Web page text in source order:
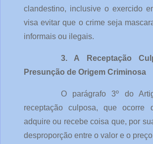
clandestino, inclusive o exercido
visa evitar que o crime seja
informais ou ilegais.
3. A Receptação
Presunção de Origem Criminosa
O parágrafo 3º do
receptação culposa, que ocorre
adquire ou recebe coisa que, por
desproporção entre o valor e o